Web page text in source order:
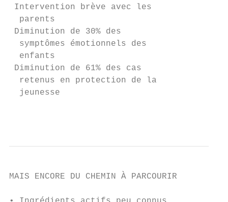
 Intervention brève avec les
  parents
 Diminution de 30% des
  symptômes émotionnels des
  enfants
 Diminution de 61% des cas
  retenus en protection de la
  jeunesse
MAIS ENCORE DU CHEMIN À PARCOURIR